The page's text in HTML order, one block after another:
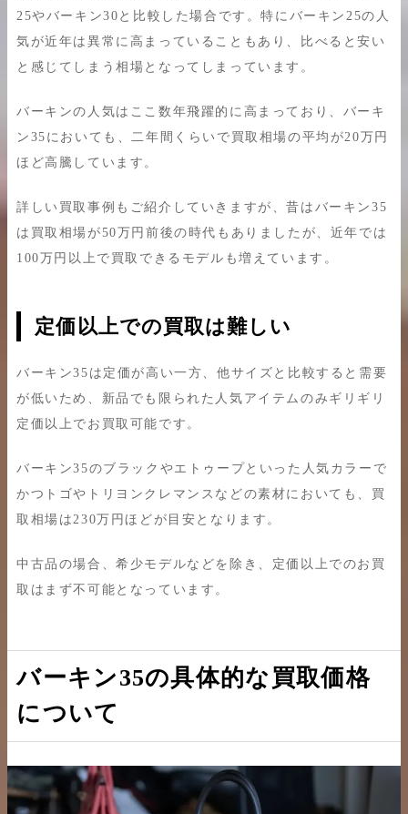
25やバーキン30と比較した場合です。特にバーキン25の人
気が近年は異常に高まっていることもあり、比べると安い
と感じてしまう相場となってしまっています。
バーキンの人気はここ数年飛躍的に高まっており、バーキ
ン35においても、二年間くらいで買取相場の平均が20万円
ほど高騰しています。
詳しい買取事例もご紹介していきますが、昔はバーキン35
は買取相場が50万円前後の時代もありましたが、近年では
100万円以上で買取できるモデルも増えています。
定価以上での買取は難しい
バーキン35は定価が高い一方、他サイズと比較すると需要
が低いため、新品でも限られた人気アイテムのみギリギリ
定価以上でお買取可能です。
バーキン35のブラックやエトゥープといった人気カラーで
かつトゴやトリヨンクレマンスなどの素材においても、買
取相場は230万円ほどが目安となります。
中古品の場合、希少モデルなどを除き、定価以上でのお買
取はまず不可能となっています。
バーキン35の具体的な買取価格
について